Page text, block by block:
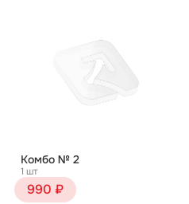
Комбо № 2
1 шт
990 ₽